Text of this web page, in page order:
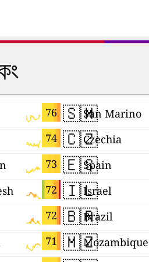
76
74
73
72
72
71
🇸🇲San Marino
🇨🇿Czechia
🇪🇸Spain
🇮🇱Israel
🇧🇷Brazil
🇲🇿Mozambique